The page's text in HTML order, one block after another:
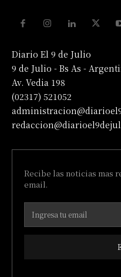
Diario El 9 de Julio
9 de Julio - Bs As -
Av. Vedia 198
(02317) 521052
Recibe las noticias mas
email.